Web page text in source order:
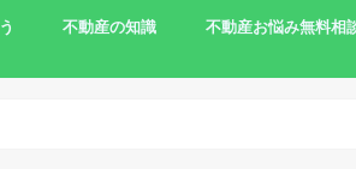
不動産の知識
不動産売却の基礎知識
不動産お悩み無料相